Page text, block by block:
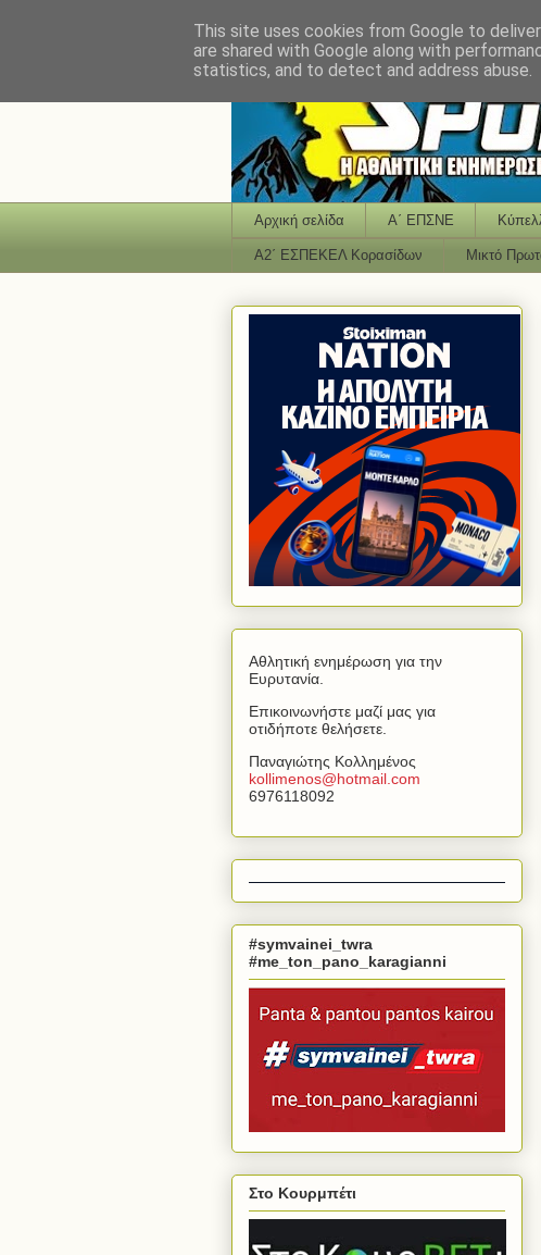
Αρχική σελίδα Α΄ ΕΠΣΝΕ
Α2΄ ΕΣΠΕΚΕΛ Κορασίδων Μικτό
Αθλητική ενημέρωση για την
Ευρυτανία.
Επικοινωνήστε μαζί μας για
οτιδήποτε θελήσετε.
Παναγιώτης Κολλημένος
kollimenos@hotmail com
6976118092
#symvainei_twra
#me_ton_pano_karagianni
Στο Κουρμπέτι
This site uses cookies from Google to
are shared with Google along with
statistics, and to detect and address abuse.